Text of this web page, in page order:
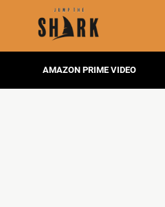
AMAZON PRIME VIDEO